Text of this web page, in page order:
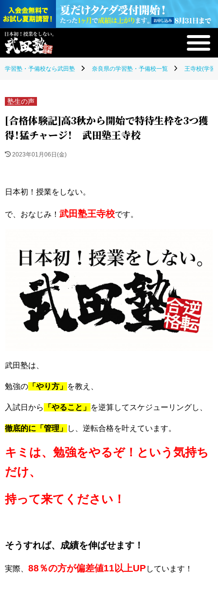
学習塾・予備校なら武田塾 奈良県の学習塾・予備校一覧 王寺校(学習
塾生の声
[合格体験記]高3秋から開始で特待生枠を3つ獲
得！猛チャージ！ 武田塾王寺校
2023年01月06日(金)
日本初！授業をしない。
で、おなじみ！ 武田塾王寺校です。
武田塾は、
勉強の 「やり方」 を教え、
入試日から 「やること」 を逆算してスケジューリングし、
徹底的に「管理」 し、逆転合格を叶えています。
キミは、勉強をやるぞ！という気持ち
だけ、
持って来てください！
そうすれば、 成績を伸ばせます！
実際、 88％の方が偏差値11以上UP しています！